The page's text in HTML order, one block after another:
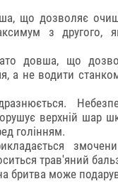
що дозволяє
з другого,
довша, що
а не водити
верхній шар
голінням.
трав'яний
бритва може